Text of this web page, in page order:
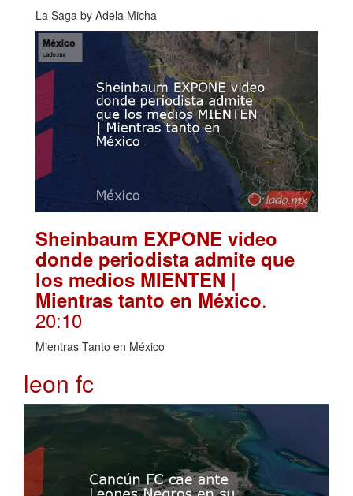
La Saga by Adela Micha
Sheinbaum EXPONE video
donde periodista admite que
los medios MIENTEN |
Mientras tanto en México.
20:10
Mientras Tanto en México
leon fc